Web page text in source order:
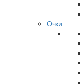
Очки